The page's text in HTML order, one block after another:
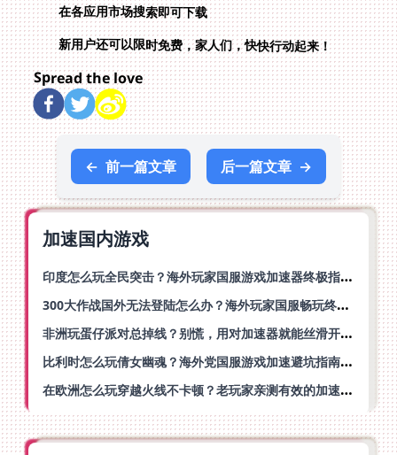
在各应用市场搜索即可下载
新用户还可以限时免费，家人们，快快行动起来！
Spread the love
← 前一篇文章 后一篇文章 →
加速国内游戏
印度怎么玩全民突击？海外玩家国服游戏加速器终极指南（附原神延迟优化+精灵之境加速器选择）
300大作战国外无法登陆怎么办？海外玩家国服畅玩终极指南（附实测推荐）
非洲玩蛋仔派对总掉线？别慌，用对加速器就能丝滑开跑！
比利时怎么玩倩女幽魂？海外党国服游戏加速避坑指南（附实测推荐）
在欧洲怎么玩穿越火线不卡顿？老玩家亲测有效的加速器选择指南